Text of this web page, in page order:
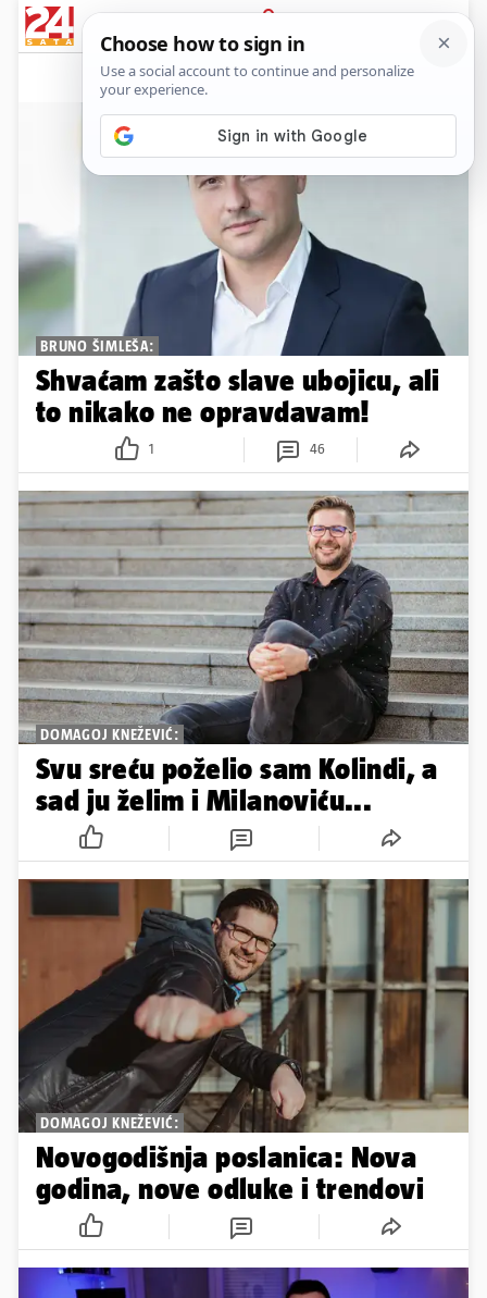
PRIJAVA
News
BRUNO ŠIMLEŠA:
Shvaćam zašto slave ubojicu, ali
to nikako ne opravdavam!
1 46
DOMAGOJ KNEŽEVIĆ:
Svu sreću poželio sam Kolindi, a
sad ju želim i Milanoviću...
DOMAGOJ KNEŽEVIĆ:
Novogodišnja poslanica: Nova
godina, nove odluke i trendovi